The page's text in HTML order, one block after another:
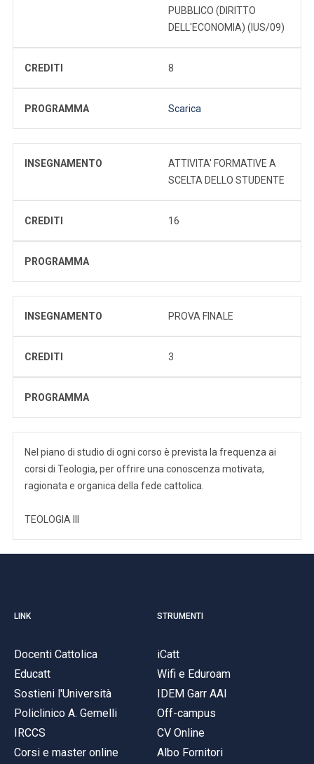
PUBBLICO (DIRITTO
DELL'ECONOMIA) (IUS/09)
CREDITI 8
PROGRAMMA Scarica
INSEGNAMENTO
ATTIVITA' FORMATIVE A
SCELTA DELLO STUDENTE
CREDITI 16
PROGRAMMA
INSEGNAMENTO PROVA FINALE
CREDITI 3
PROGRAMMA
Nel piano di studio di ogni corso è prevista la frequenza ai
corsi di Teologia, per offrire una conoscenza motivata,
ragionata e organica della fede cattolica.
TEOLOGIA III
LINK
Docenti Cattolica
Educatt
Sostieni l'Università
Policlinico A. Gemelli
IRCCS
Corsi e master online
STRUMENTI
iCatt
Wifi e Eduroam
IDEM Garr AAI
Off-campus
CV Online
Albo Fornitori